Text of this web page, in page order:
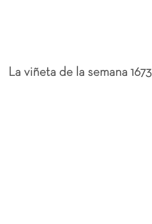
La viñeta de la semana 1673